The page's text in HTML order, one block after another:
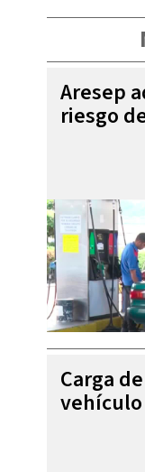
Aresep
riesgo
Carga
vehículo